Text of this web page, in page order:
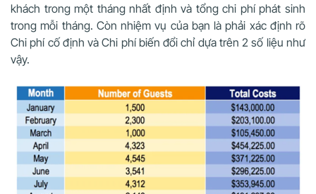
khách trong một tháng nhất định và tổng chi phí phát sinh
trong mỗi tháng. Còn nhiệm vụ của bạn là phải xác định rõ
Chi phí cố định và Chi phí biến đổi chỉ dựa trên 2 số liệu như
vậy.